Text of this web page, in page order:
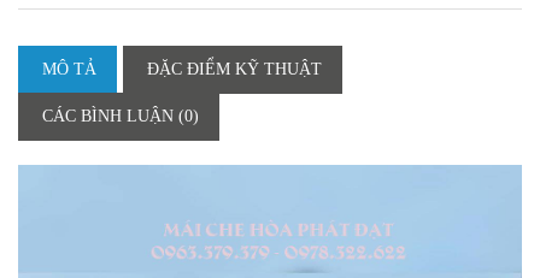
MÔ TẢ ĐẶC ĐIỂM KỸ THUẬT
CÁC BÌNH LUẬN (0)